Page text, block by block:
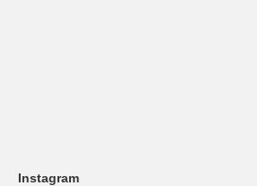
Instagram